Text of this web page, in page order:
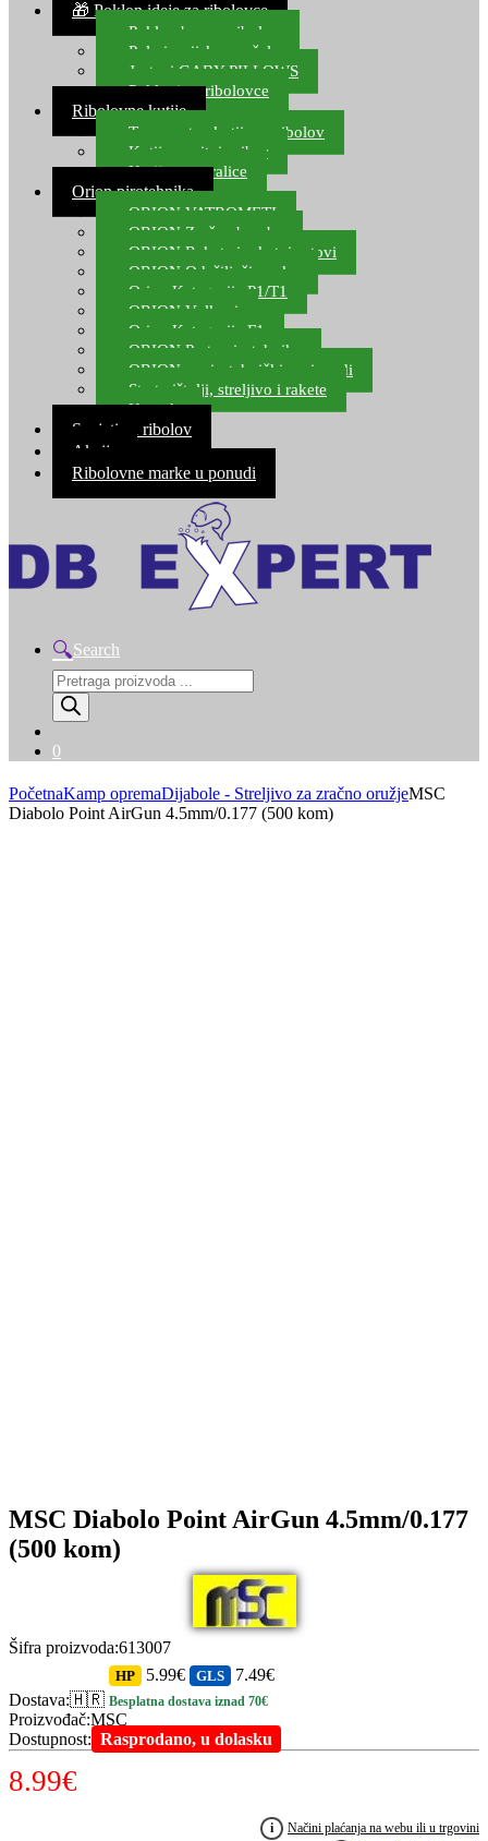
🎁 Poklon ideje za ribolovce
Poklon bon za ribolov
Polarizacijske naočale
Jastuci GABY PILLOWS
Pokloni za ribolovce
Ribolovne kutije
Transportne kutije za ribolov
Kutije za sitni pribor
Kutije za varalice
Orion pirotehnika
ORION VATROMETI
ORION Zračne bombe
ORION Rakete i raketni setovi
ORION Odašiljači zvuka
Orion Kategorija P1/T1
ORION Vulkani
Orion Kategorija F1
ORION Party pirotehnika
ORION nepirotehnički proizvodi
Start pištolji, streljivo i rakete
Kontakt
Savjeti za ribolov
Akcija
Ribolovne marke u ponudi
Search
Products
search
0
PočetnaKamp opremaDijabole - Streljivo za zračno oružjeMSC
Diabolo Point AirGun 4.5mm/0.177 (500 kom)
MSC Diabolo Point AirGun 4.5mm/0.177
(500 kom)
Šifra proizvoda:613007
Dostava:🇭🇷
HP 5.99€ GLS 7.49€
Besplatna dostava iznad 70€
Proizvođač:MSC
Dostupnost: Rasprodano, u dolasku
8.99€
i
Načini plaćanja na webu ili u trgovini